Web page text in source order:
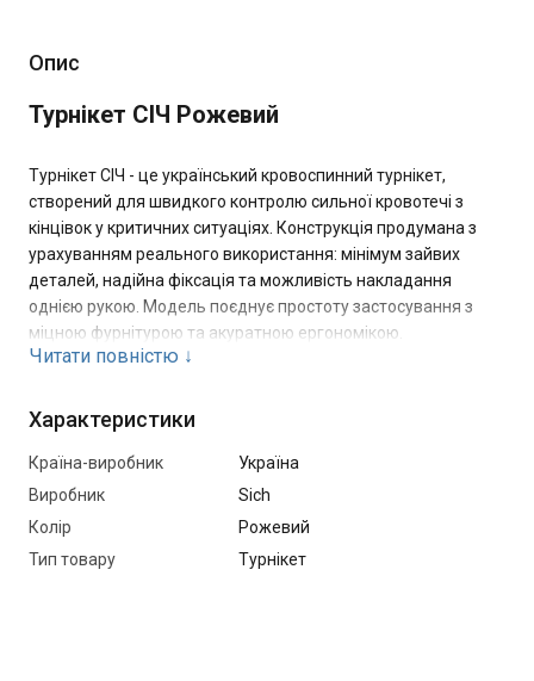
Опис
Турнікет СІЧ Рожевий
Турнікет СІЧ - це український кровоспинний турнікет,
створений для швидкого контролю сильної кровотечі з
кінцівок у критичних ситуаціях. Конструкція продумана з
урахуванням реального використання: мінімум зайвих
деталей, надійна фіксація та можливість накладання
однією рукою. Модель поєднує простоту застосування з
міцною фурнітурою та акуратною ергономікою.
індивідуальних аптечок і медичних комплектів, де важлива
швидкість і стабільність результату.
Основні переваги:
навантаження
Читати повністю ↓
Характеристики
Країна-виробник
Україна
Виробник
Sich
Колір
Рожевий
Тип товару
Турнікет